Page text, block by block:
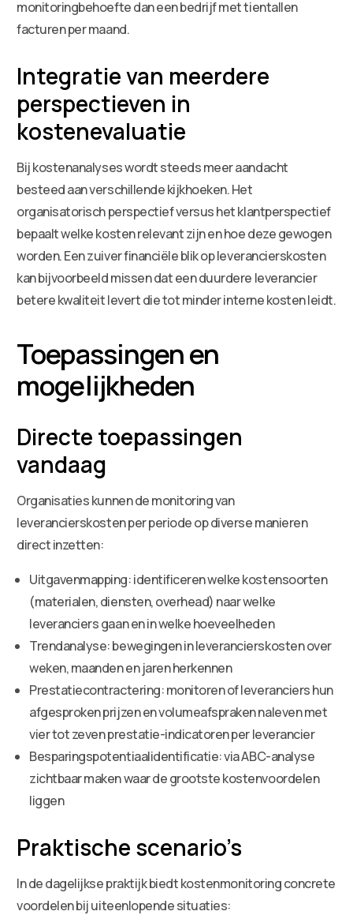
monitoringbehoefte dan een bedrijf met tientallen
facturen per maand.
Integratie van meerdere
perspectieven in
kostenevaluatie
Bij kostenanalyses wordt steeds meer aandacht
besteed aan verschillende kijkhoeken. Het
organisatorisch perspectief versus het klantperspectief
bepaalt welke kosten relevant zijn en hoe deze gewogen
worden. Een zuiver financiële blik op leverancierskosten
kan bijvoorbeeld missen dat een duurdere leverancier
betere kwaliteit levert die tot minder interne kosten leidt.
Toepassingen en
mogelijkheden
Directe toepassingen
vandaag
Organisaties kunnen de monitoring van
leverancierskosten per periode op diverse manieren
direct inzetten:
Uitgavenmapping: identificeren welke kostensoorten
(materialen, diensten, overhead) naar welke
leveranciers gaan en in welke hoeveelheden
Trendanalyse: bewegingen in leverancierskosten over
weken, maanden en jaren herkennen
Prestatiecontractering: monitoren of leveranciers hun
afgesproken prijzen en volumeafspraken naleven met
vier tot zeven prestatie-indicatoren per leverancier
Besparingspotentiaalidentificatie: via ABC-analyse
zichtbaar maken waar de grootste kostenvoordelen
liggen
Praktische scenario’s
In de dagelijkse praktijk biedt kostenmonitoring concrete
voordelen bij uiteenlopende situaties: